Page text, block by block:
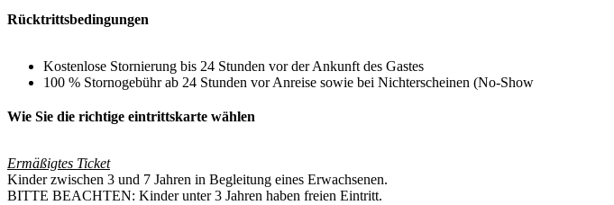
Rücktrittsbedingungen
Kostenlose Stornierung bis 24 Stunden vor der Ankunft des Gastes
100 % Stornogebühr ab 24 Stunden vor Anreise sowie bei Nichterscheinen (No-Show
Wie Sie die richtige eintrittskarte wählen
Ermäßigtes Ticket
Kinder zwischen 3 und 7 Jahren in Begleitung eines Erwachsenen.
BITTE BEACHTEN: Kinder unter 3 Jahren haben freien Eintritt.